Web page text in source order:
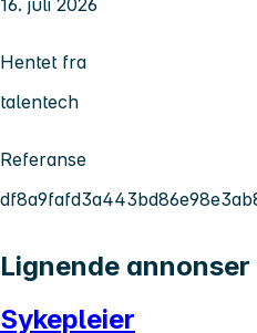
Hentet fra
talentech
Referanse
Lignende annonser
Sykepleier